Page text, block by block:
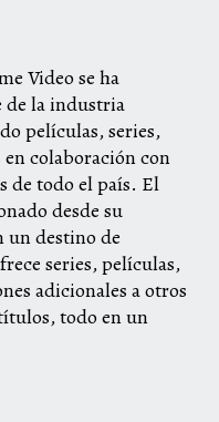
Video se ha
de la industria
películas, series,
colaboración con
de todo el país. El
desde su
un destino de
series, películas,
adicionales a otros
todo en un